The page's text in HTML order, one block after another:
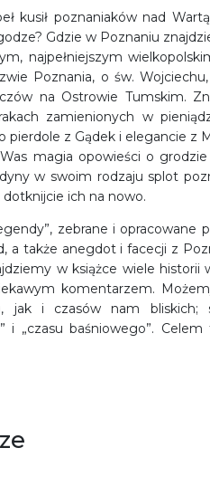
kusił poznaniaków nad
Gdzie w Poznaniu
najpełniejszym
Poznania, o św.
na Ostrowie Tumskim.
zamienionych w
pierdole z Gądek i elegancie z
magia opowieści o
w swoim rodzaju splot
dotknijcie ich na nowo.
zebrane i opracowane
a także anegdot i facecji z
w książce wiele
komentarzem.
jak i czasów nam bliskich;
i „czasu baśniowego”.